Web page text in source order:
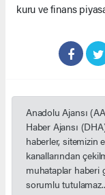
kuru ve finans
Anadolu Ajansı
Haber Ajansı
haberler, sitemizin
kanallarından
muhataplar haberi
sorumlu